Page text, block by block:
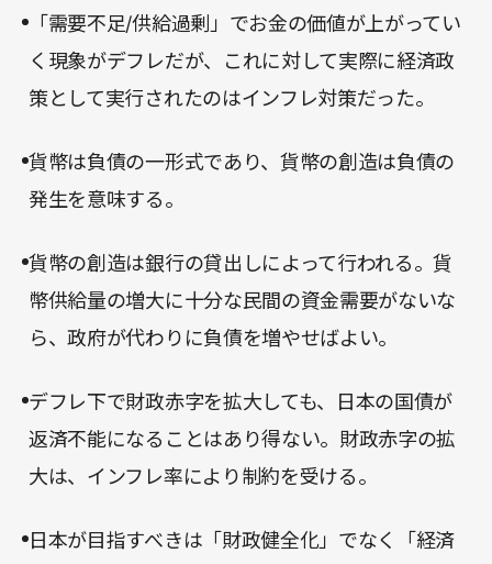
「需要不足/供給過剰」でお金の価値が上がってい
く現象がデフレだが、これに対して実際に経済政
策として実行されたのはインフレ対策だった。
貨幣は負債の一形式であり、貨幣の創造は負債の
発生を意味する。
貨幣の創造は銀行の貸出しによって行われる。貨
幣供給量の増大に十分な民間の資金需要がないな
ら、政府が代わりに負債を増やせばよい。
デフレ下で財政赤字を拡大しても、日本の国債が
返済不能になることはあり得ない。財政赤字の拡
大は、インフレ率により制約を受ける。
日本が目指すべきは「財政健全化」でなく「経済